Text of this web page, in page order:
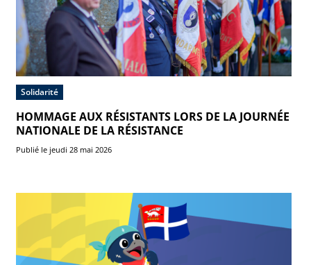
Solidarité
HOMMAGE AUX RÉSISTANTS LORS DE LA JOURNÉE
NATIONALE DE LA RÉSISTANCE
Publié le jeudi 28 mai 2026